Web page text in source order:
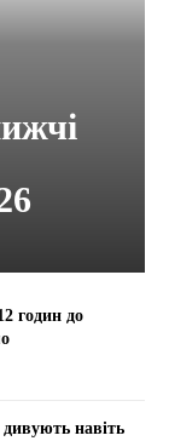
годин до
дивують навіть